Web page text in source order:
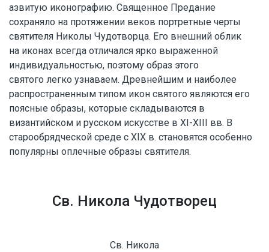
азвитую иконографию. Священное Предание
сохраняло на протяжении веков портретные черты
святителя Николы Чудотворца. Его внешний облик
на иконах всегда отличался ярко выраженной
индивидуальностью, поэтому образ этого
святого легко узнаваем. Древнейшим и наиболее
распространенным типом икон святого являются его
поясные образы, которые складываются в
византийском и русском искусстве в ХI-ХIII вв. В
старообрядческой среде с XIX в. становятся особенно
популярны оплечные образы святителя.
Св. Никола Чудотворец
Св. Никола